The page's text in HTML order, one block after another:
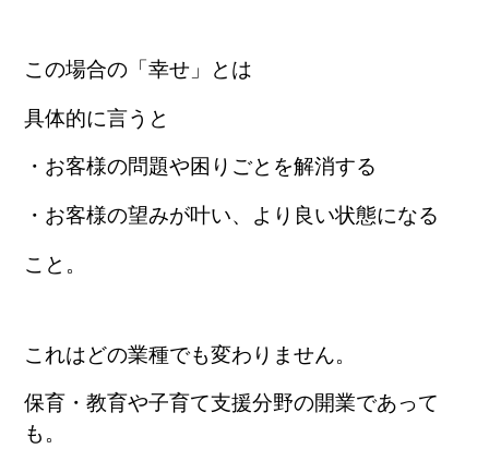
この場合の「幸せ」とは
具体的に言うと
・お客様の問題や困りごとを解消する
・お客様の望みが叶い、より良い状態になる
こと。
これはどの業種でも変わりません。
保育・教育や子育て支援分野の開業であって
も。